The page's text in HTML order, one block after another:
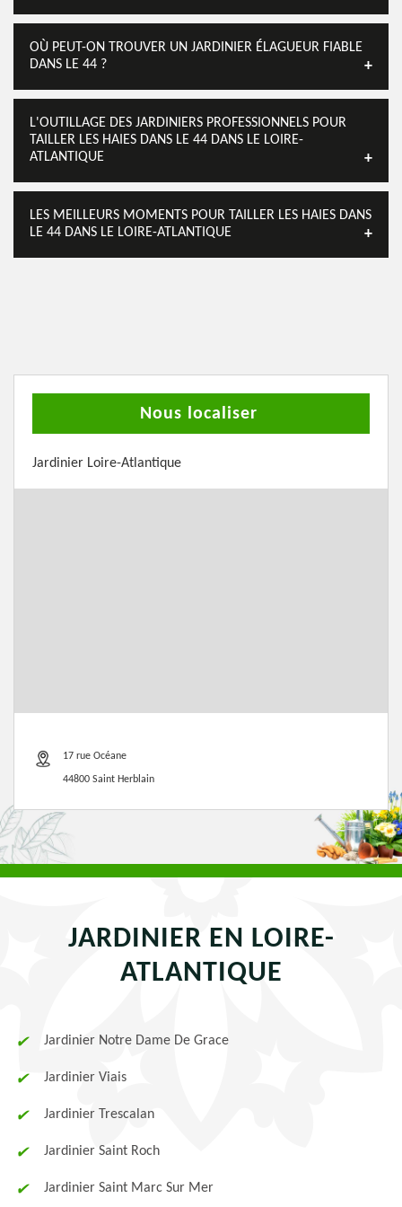
OÙ PEUT-ON TROUVER UN JARDINIER ÉLAGUEUR FIABLE
DANS LE 44 ?
L'OUTILLAGE DES JARDINIERS PROFESSIONNELS POUR
TAILLER LES HAIES DANS LE 44 DANS LE LOIRE-
ATLANTIQUE
LES MEILLEURS MOMENTS POUR TAILLER LES HAIES DANS
LE 44 DANS LE LOIRE-ATLANTIQUE
Nous localiser
Jardinier Loire-Atlantique
17 rue Océane
44800 Saint Herblain
JARDINIER EN LOIRE-
ATLANTIQUE
Jardinier Notre Dame De Grace
Jardinier Viais
Jardinier Trescalan
Jardinier Saint Roch
Jardinier Saint Marc Sur Mer